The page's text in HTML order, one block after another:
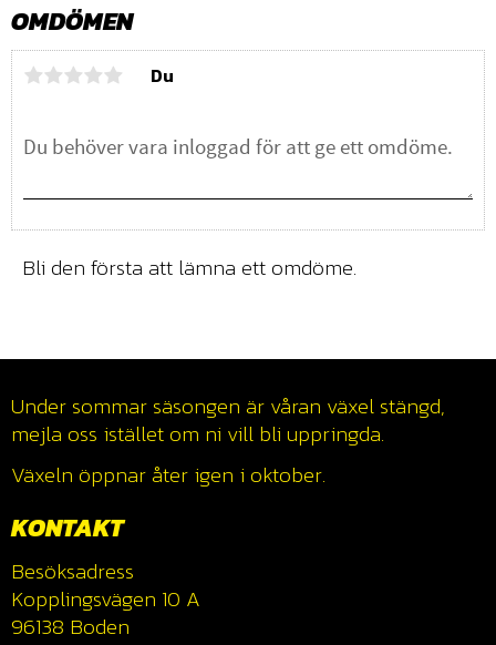
OMDÖMEN
Du
Bli den första att lämna ett omdöme.
Under sommar säsongen är våran växel stängd,
mejla oss istället om ni vill bli uppringda.
Växeln öppnar åter igen i oktober.
KONTAKT
Besöksadress
Kopplingsvägen 10 A
96138 Boden